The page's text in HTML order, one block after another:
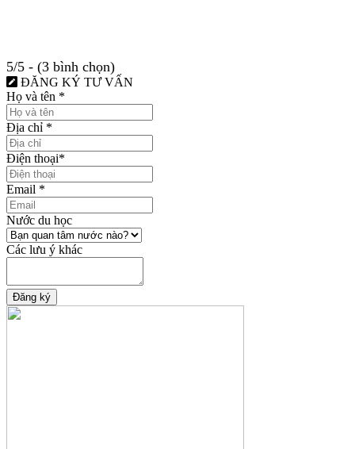
5/5 - (3 bình chọn)
ĐĂNG KÝ TƯ VẤN
Họ và tên *
Địa chỉ *
Điện thoại*
Email *
Nước du học
Các lưu ý khác